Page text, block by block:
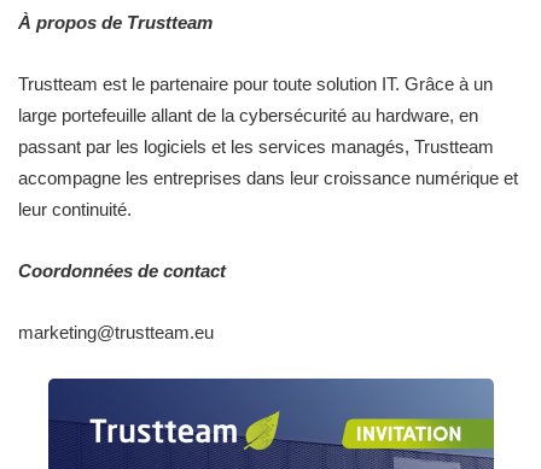
À propos de Trustteam
Trustteam est le partenaire pour toute solution IT. Grâce à un
large portefeuille allant de la cybersécurité au hardware, en
passant par les logiciels et les services managés, Trustteam
accompagne les entreprises dans leur croissance numérique et
leur continuité.
Coordonnées de contact
marketing@trustteam.eu